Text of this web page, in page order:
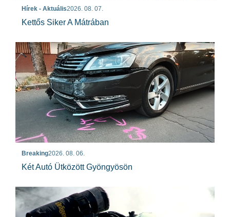
Hírek - Aktuális2026. 08. 07.
Kettős Siker A Mátrában
Breaking2026. 08. 06.
Két Autó Ütközött Gyöngyösön